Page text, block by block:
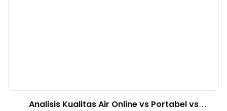
Analisis Kualitas Air Online vs Portabel vs